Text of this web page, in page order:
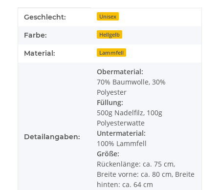
Produkteigenschaft
Wert
Geschlecht: Unisex
Farbe: Hellgelb
Material: Lammfell
Detailangaben:
Obermaterial:
70% Baumwolle, 30%
Polyester
Füllung:
500g Nadelfilz, 100g
Polyesterwatte
Untermaterial:
100% Lammfell
Größe:
Rückenlänge: ca. 75 cm,
Breite vorne: ca. 80 cm, Breite
hinten: ca. 64 cm